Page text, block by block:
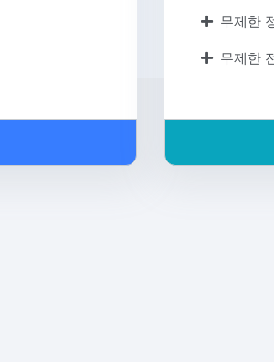
무제한
무제한